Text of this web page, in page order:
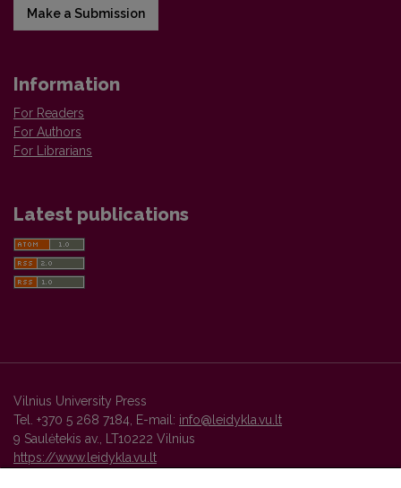
Make a Submission
Information
For Readers
For Authors
For Librarians
Latest publications
Vilnius University Press
Tel. +370 5 268 7184, E-mail: info@leidykla.vu.lt
9 Saulėtekis av., LT10222 Vilnius
https://www.leidykla.vu.lt